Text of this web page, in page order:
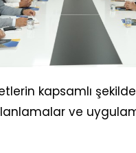
kapsamlı
ve